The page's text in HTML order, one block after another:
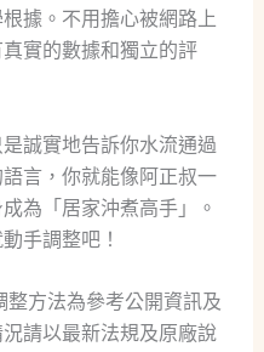
據。不用擔心被網路上
實的數據和獨立的評
誠實地告訴你水流通過
言，你就能像阿正叔一
為「居家沖煮高手」。
手調整吧！
方法為參考公開資訊及
請以最新法規及原廠說